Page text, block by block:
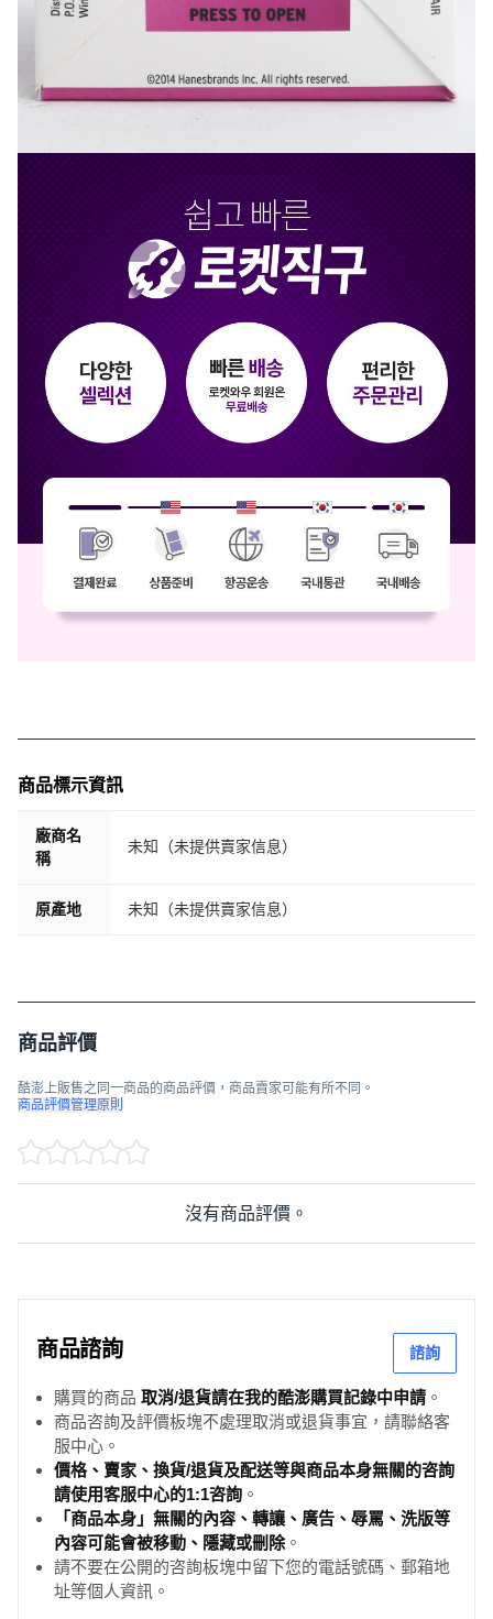
商品標示資訊
廠商名
稱
未知（未提供賣家信息）
原產地 未知（未提供賣家信息）
商品評價
酷澎上販售之同一商品的商品評價，商品賣家可能有所不同。
商品評價管理原則
沒有商品評價。
商品諮詢 諮詢
購買的商品 取消/退貨請在我的酷澎購買記錄中申請 。
商品咨詢及評價板塊不處理取消或退貨事宜，請聯絡客
服中心。
價格、賣家、換貨/退貨及配送等與商品本身無關的咨詢
請使用客服中心的1:1咨詢 。
「商品本身」無關的內容、轉讓、廣告、辱罵、洗版等
內容可能會被移動、隱藏或刪除。
請不要在公開的咨詢板塊中留下您的電話號碼、郵箱地
址等個人資訊。